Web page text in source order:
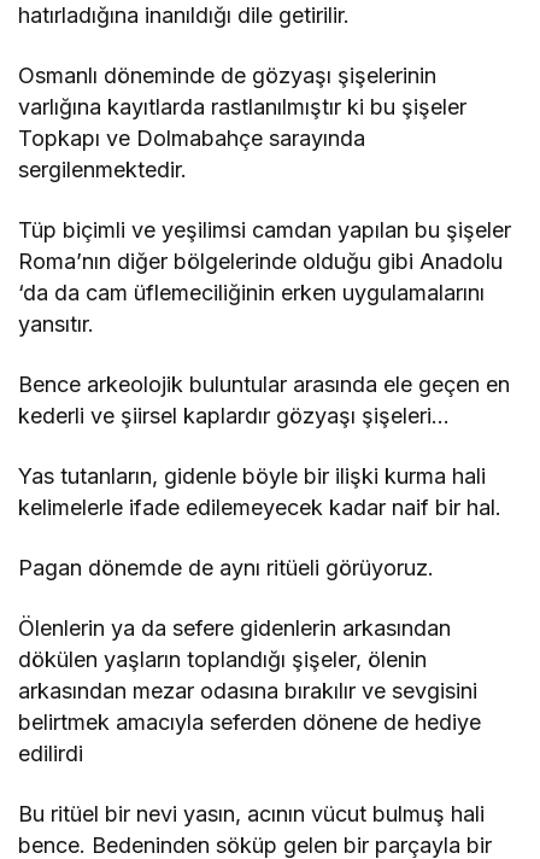
hatırladığına inanıldığı dile getirilir.
Osmanlı döneminde de gözyaşı şişelerinin
varlığına kayıtlarda rastlanılmıştır ki bu şişeler
Topkapı ve Dolmabahçe sarayında
sergilenmektedir.
Tüp biçimli ve yeşilimsi camdan yapılan bu şişeler
Roma’nın diğer bölgelerinde olduğu gibi Anadolu
‘da da cam üflemeciliğinin erken uygulamalarını
yansıtır.
Bence arkeolojik buluntular arasında ele geçen en
kederli ve şiirsel kaplardır gözyaşı şişeleri…
Yas tutanların, gidenle böyle bir ilişki kurma hali
kelimelerle ifade edilemeyecek kadar naif bir hal.
Pagan dönemde de aynı ritüeli görüyoruz.
Ölenlerin ya da sefere gidenlerin arkasından
dökülen yaşların toplandığı şişeler, ölenin
arkasından mezar odasına bırakılır ve sevgisini
belirtmek amacıyla seferden dönene de hediye
edilirdi
Bu ritüel bir nevi yasın, acının vücut bulmuş hali
bence. Bedeninden söküp gelen bir parçayla bir